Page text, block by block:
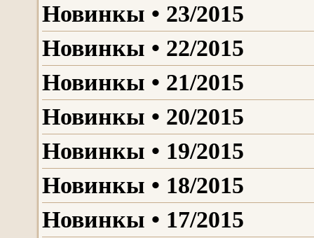
Новинкы • 23/2015
Новинкы • 22/2015
Новинкы • 21/2015
Новинкы • 20/2015
Новинкы • 19/2015
Новинкы • 18/2015
Новинкы • 17/2015